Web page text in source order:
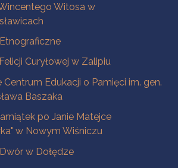
Witosa w
Curyłowej w Zalipiu
Centrum Edukacji o Pamięci im. gen.
Baszaka
po Janie Matejce
w Nowym Wiśniczu
w Dołędze